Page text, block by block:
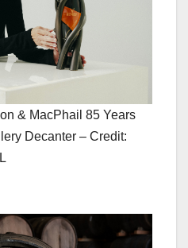
& MacPhail 85 Years
Decanter – Credit: